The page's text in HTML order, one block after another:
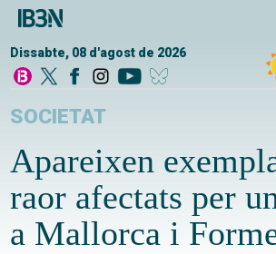
Dissabte, 08 d'agost de 2026
SOCIETAT
Apareixen
raor afectats per
a Mallorca i